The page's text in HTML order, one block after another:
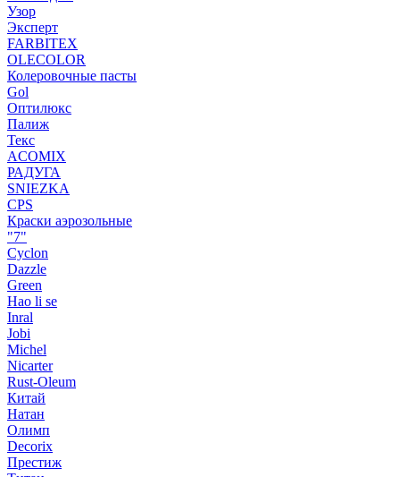
Узор
Эксперт
FARBITEX
OLECOLOR
Колеровочные пасты
Gol
Оптилюкс
Палиж
Текс
ACOMIX
РАДУГА
SNIEZKA
CPS
Краски аэрозольные
"7"
Cyclon
Dazzle
Green
Hao li se
Inral
Jobi
Michel
Nicarter
Rust-Oleum
Китай
Натан
Олимп
Decorix
Престиж